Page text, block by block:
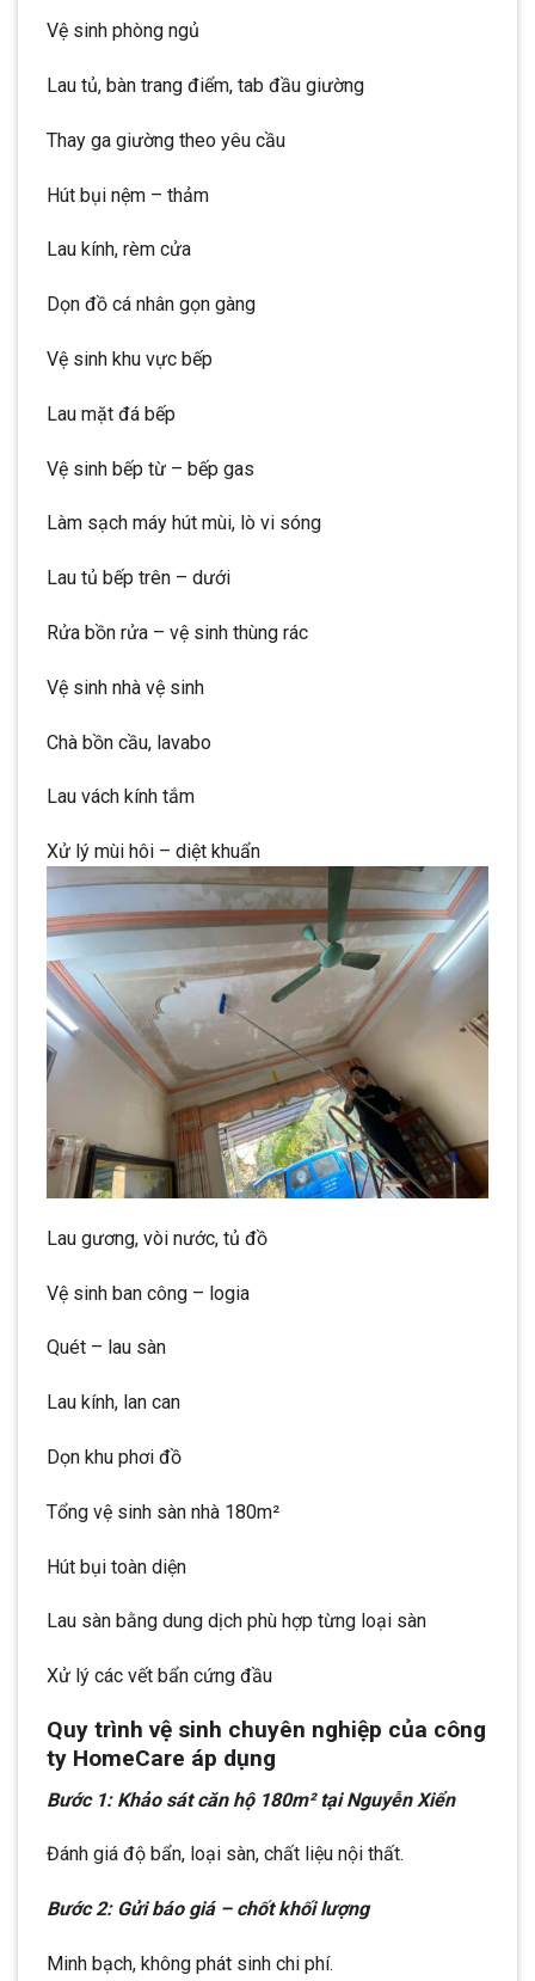
Vệ sinh phòng ngủ
Lau tủ, bàn trang điểm, tab đầu giường
Thay ga giường theo yêu cầu
Hút bụi nệm – thảm
Lau kính, rèm cửa
Dọn đồ cá nhân gọn gàng
Vệ sinh khu vực bếp
Lau mặt đá bếp
Vệ sinh bếp từ – bếp gas
Làm sạch máy hút mùi, lò vi sóng
Lau tủ bếp trên – dưới
Rửa bồn rửa – vệ sinh thùng rác
Vệ sinh nhà vệ sinh
Chà bồn cầu, lavabo
Lau vách kính tắm
Xử lý mùi hôi – diệt khuẩn
Lau gương, vòi nước, tủ đồ
Vệ sinh ban công – logia
Quét – lau sàn
Lau kính, lan can
Dọn khu phơi đồ
Tổng vệ sinh sàn nhà 180m²
Hút bụi toàn diện
Lau sàn bằng dung dịch phù hợp từng loại sàn
Xử lý các vết bẩn cứng đầu
Quy trình vệ sinh chuyên nghiệp của công
ty HomeCare áp dụng
Bước 1: Khảo sát căn hộ 180m² tại Nguyễn Xiển
Đánh giá độ bẩn, loại sàn, chất liệu nội thất.
Bước 2: Gửi báo giá – chốt khối lượng
Minh bạch, không phát sinh chi phí.